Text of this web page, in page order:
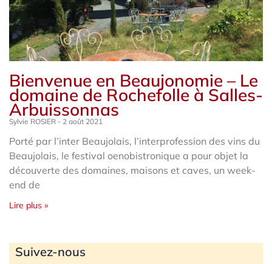
Bienvenue en Beaujonomie – Le
domaine de Rochefolle à Salles-
Arbuissonnas
Sylvie ROSIER 2 août 2021
Porté par l’inter Beaujolais, l’interprofession des vins du
Beaujolais, le festival oenobistronique a pour objet la
découverte des domaines, maisons et caves, un week-
end de
Lire plus »
Suivez-nous
Archives